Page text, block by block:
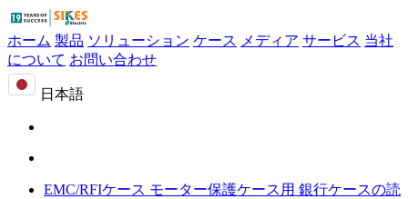
ホーム 製品 ソリューション ケース メディア サービス 当社
について お問い合わせ
日本語
EMC/RFIケース モーター保護ケース用 銀行ケースの読